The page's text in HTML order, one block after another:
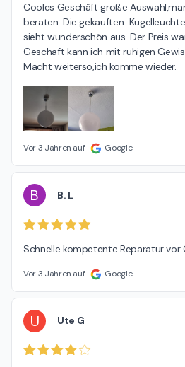
Cooles Geschäft große
beraten. Die gekauften
sieht wunderschön aus. Der Preis
Geschäft kann ich mit ruhigen
Macht weiterso,ich komme wieder.
Vor 3 Jahren auf Google
B B. L
Schnelle kompetente Reparatur vor
Vor 3 Jahren auf Google
U Ute G